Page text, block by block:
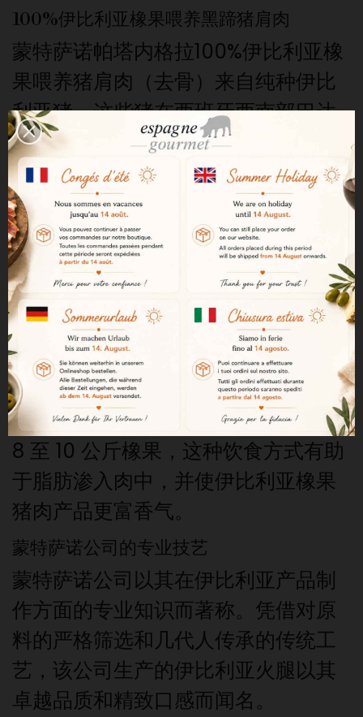
100%伊比利亚橡果喂养黑蹄猪肩肉
蒙特萨诺帕塔内格拉100%伊比利亚橡
果喂养猪肩肉（去骨）来自纯种伊比
利亚猪，这些猪在西班牙西南部巴达
霍斯省的牧场自由生长。广阔的牧场
和橡树林为伊比利亚猪的放养提供了
理想的环境。
德赫萨牧场与蒙塔内拉山地放养
伊比利亚猪在牧场自由活动，享受着
放养式饲养。 在蒙塔内拉
（montanera）期间——这是伊比利
亚猪养殖的关键时期——它们主要以
橡树上掉落的橡果以及德赫萨牧场中
的天然资源为食。每头猪每天可吃掉
8 至 10 公斤橡果，这种饮食方式有助
于脂肪渗入肉中，并使伊比利亚橡果
猪肉产品更富香气。
蒙特萨诺公司的专业技艺
蒙特萨诺公司以其在伊比利亚产品制
作方面的专业知识而著称。凭借对原
料的严格筛选和几代人传承的传统工
艺，该公司生产的伊比利亚火腿以其
卓越品质和精致口感而闻名。